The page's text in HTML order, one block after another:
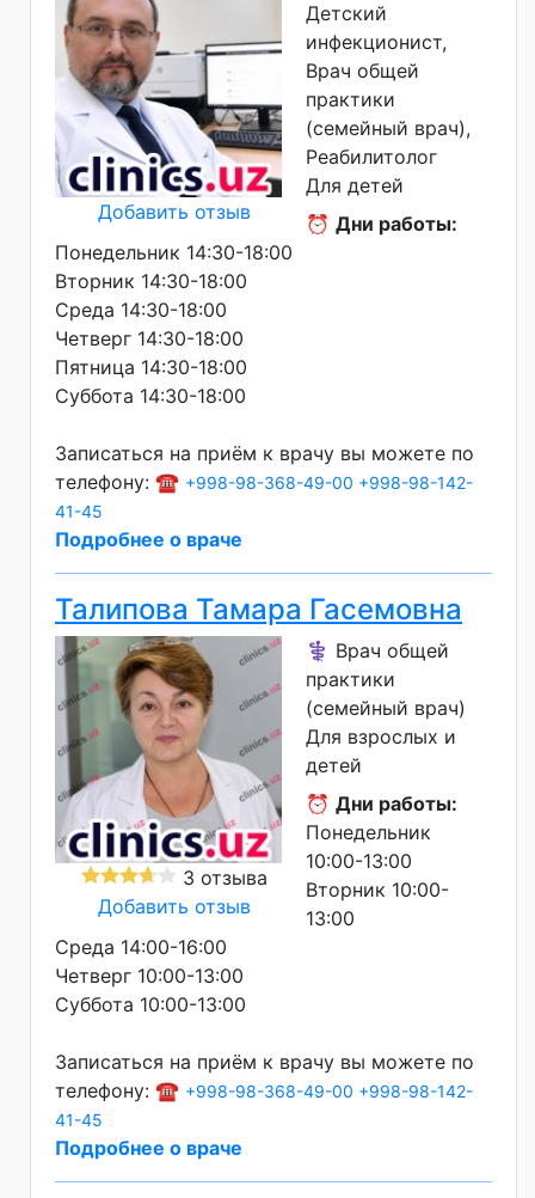
Добавить отзыв
Детский
инфекционист,
Врач общей
практики
(семейный врач),
Реабилитолог
Для детей
⏰ Дни работы:
Понедельник 14:30-18:00
Вторник 14:30-18:00
Среда 14:30-18:00
Четверг 14:30-18:00
Пятница 14:30-18:00
Суббота 14:30-18:00
Записаться на приём к врачу вы можете по
телефону: ☎️ +998-98-368-49-00 +998-98-142-
41-45
Подробнее о враче
Талипова Тамара Гасемовна
3 отзыва
Добавить отзыв
⚕️ Врач общей
практики
(семейный врач)
Для взрослых и
детей
⏰ Дни работы:
Понедельник
10:00-13:00
Вторник 10:00-
13:00
Среда 14:00-16:00
Четверг 10:00-13:00
Суббота 10:00-13:00
Записаться на приём к врачу вы можете по
телефону: ☎️ +998-98-368-49-00 +998-98-142-
41-45
Подробнее о враче